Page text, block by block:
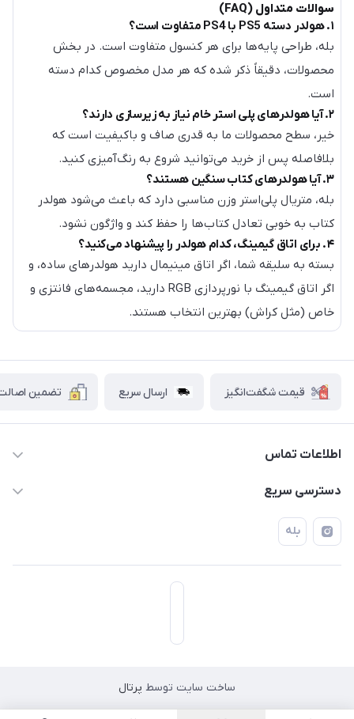
سوالات متداول (FAQ)
۱. هولدر دسته PS5 با PS4 متفاوت است؟
بله، طراحی پایه‌ها برای هر کنسول متفاوت است. در بخش
محصولات، دقیقاً ذکر شده که هر مدل مخصوص کدام دسته
است.
۲. آیا هولدرهای پلی استر خام نیاز به زیرسازی دارند؟
خیر، سطح محصولات ما به قدری صاف و باکیفیت است که
بلافاصله پس از خرید می‌توانید شروع به رنگ‌آمیزی کنید.
۳. آیا هولدرهای کتاب سنگین هستند؟
بله، متریال پلی‌استر وزن مناسبی دارد که باعث می‌شود هولدر
کتاب به خوبی تعادل کتاب‌ها را حفظ کند و واژگون نشود.
۴. برای اتاق گیمینگ، کدام هولدر را پیشنهاد می‌کنید؟
بسته به سلیقه شما، اگر اتاق مینیمال دارید هولدرهای ساده، و
اگر اتاق گیمینگ با نورپردازی RGB دارید، مجسمه‌های فانتزی و
خاص (مثل کراش) بهترین انتخاب هستند.
قیمت شگفت‌انگیز ارسال سریع تضمین اصالت
اطلاعات تماس
۰۲۱۷۷۰۶۰۰۲۸ ـ ۰۹۱۹۰۰۲۸۲۴۷
فروشگاه آبتین
مسیریابی در اپلیکیشن نشان
دسترسی سریع
حساب کاربری
بله
ساخت سایت توسط پرتال